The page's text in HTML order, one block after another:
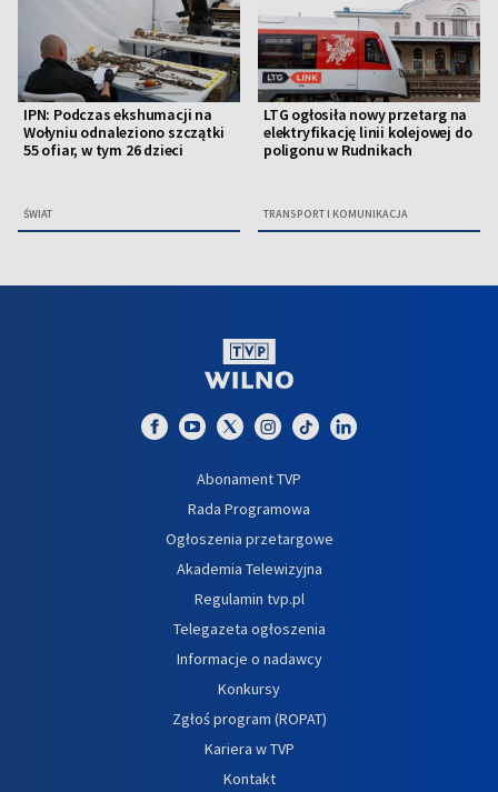
IPN: Podczas ekshumacji na
Wołyniu odnaleziono szczątki
55 ofiar, w tym 26 dzieci
ŚWIAT
LTG ogłosiła nowy przetarg na
elektryfikację linii kolejowej do
poligonu w Rudnikach
TRANSPORT I KOMUNIKACJA
Abonament TVP
Rada Programowa
Ogłoszenia przetargowe
Akademia Telewizyjna
Regulamin tvp.pl
Telegazeta ogłoszenia
Informacje o nadawcy
Konkursy
Zgłoś program (ROPAT)
Kariera w TVP
Kontakt